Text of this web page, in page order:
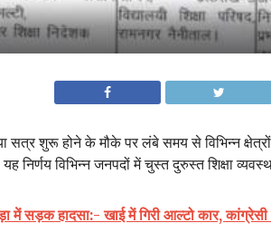
सत्र शुरू होने के मौके पर लंबे समय से विभिन्न क्षेत्रों
निर्णय विभिन्न जनपदों में चुस्त दुरुस्त शिक्षा
में सड़क हादसा:- खाई में गिरी आल्टो कार,